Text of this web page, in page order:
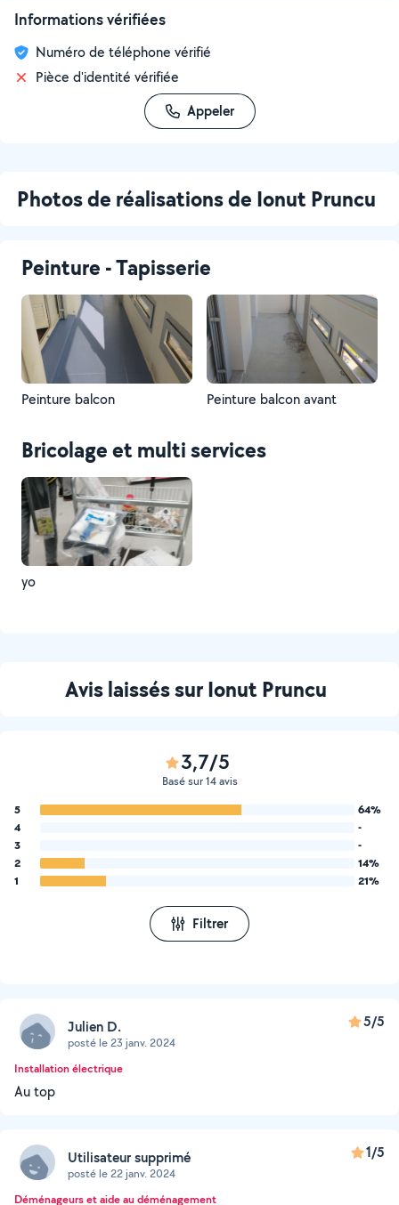
Informations vérifiées
Numéro de téléphone vérifié
Pièce d'identité vérifiée
Appeler
Photos de réalisations de Ionut Pruncu
Peinture - Tapisserie
Peinture balcon Peinture balcon avant
Bricolage et multi services
yo
Avis laissés sur Ionut Pruncu
3,7/5
Basé sur 14 avis
5
64%
4
-
3
-
2
14%
1
21%
Filtrer
Julien D.
posté le 23 janv. 2024
5/5
Installation électrique
Au top
Utilisateur supprimé
posté le 22 janv. 2024
1/5
Déménageurs et aide au déménagement